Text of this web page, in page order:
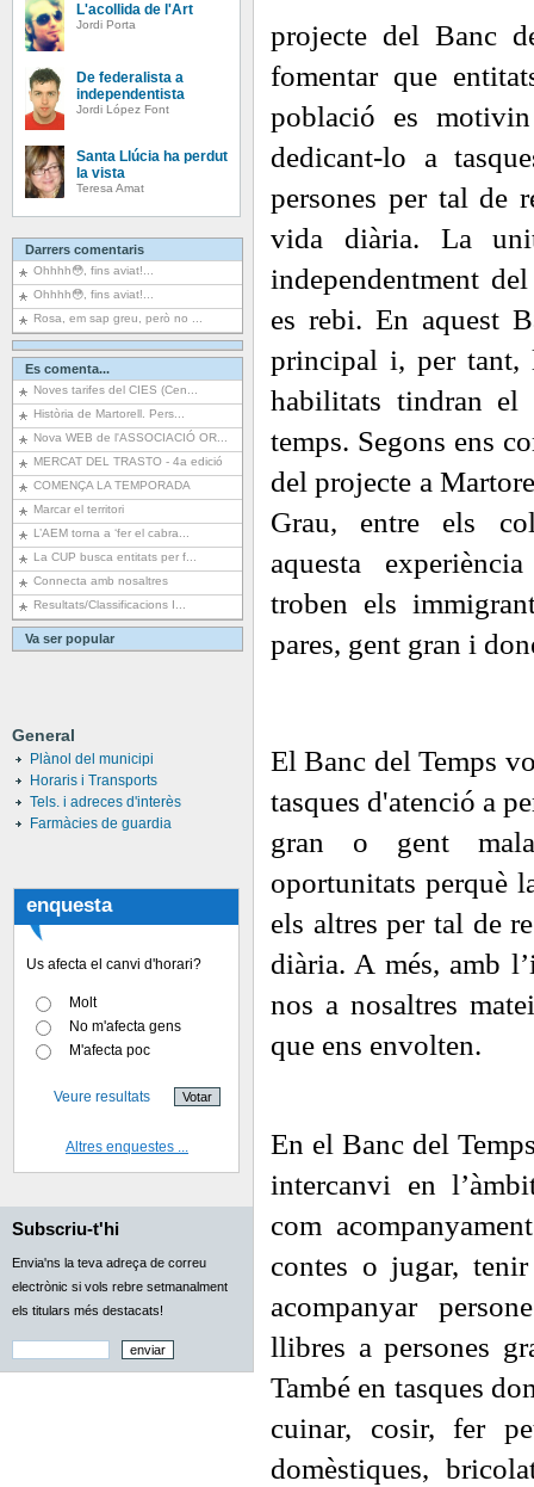
L'acollida de l'Art
Jordi Porta
De federalista a
independentista
Jordi López Font
Santa Llúcia ha perdut
la vista
Teresa Amat
Darrers comentaris
Ohhhh😳, fins aviat!...
Ohhhh😳, fins aviat!...
Rosa, em sap greu, però no ...
Es comenta...
Noves tarifes del CIES (Cen...
Història de Martorell. Pers...
Nova WEB de l'ASSOCIACIÓ OR...
MERCAT DEL TRASTO - 4a edició
COMENÇA LA TEMPORADA
Marcar el territori
L’AEM torna a ‘fer el cabra...
La CUP busca entitats per f...
Connecta amb nosaltres
Resultats/Classificacions I...
Va ser popular
General
Plànol del municipi
Horaris i Transports
Tels. i adreces d'interès
Farmàcies de guardia
enquesta
Us afecta el canvi d'horari?
Molt
No m'afecta gens
M'afecta poc
Veure resultats
Altres enquestes ...
Subscriu-t'hi
Envia'ns la teva adreça de correu
electrònic si vols rebre setmanalment
els titulars més destacats!
projecte del Banc
fomentar que
població es
dedicant-lo a
persones per tal de
vida diària. La
independentment
es rebi. En aquest
principal i, per tant,
habilitats tindran el
temps. Segons ens
del projecte a
Grau, entre els
aquesta
troben els
pares, gent gran i
El Banc del Temps
tasques d'atenció a
gran o gent
oportunitats perquè
els altres per tal de
diària. A més, amb
nos a nosaltres
que ens envolten.
En el Banc del
intercanvi en
com
contes o jugar,
acompanyar
llibres a persones
També en tasques
cuinar, cosir, fer
domèstiques,